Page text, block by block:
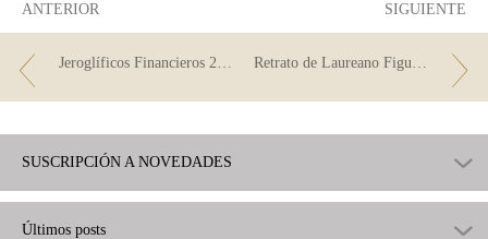
ANTERIOR
Jeroglíficos Financieros 2019 (4)
SIGUIENTE
Retrato de Laureano Figuerola y Ballester, Máximo Peña Muñoz
SUSCRIPCIÓN A NOVEDADES
Últimos posts